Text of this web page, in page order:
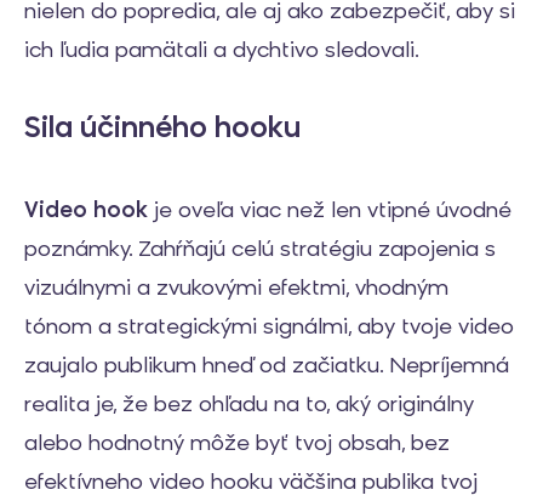
nielen do popredia, ale aj ako zabezpečiť, aby si
ich ľudia pamätali a dychtivo sledovali.
Sila účinného hooku
Video hook je oveľa viac než len vtipné úvodné
poznámky. Zahŕňajú celú stratégiu zapojenia s
vizuálnymi a zvukovými efektmi, vhodným
tónom a strategickými signálmi, aby tvoje video
zaujalo publikum hneď od začiatku. Nepríjemná
realita je, že bez ohľadu na to, aký originálny
alebo hodnotný môže byť tvoj obsah, bez
efektívneho video hooku väčšina publika tvoj